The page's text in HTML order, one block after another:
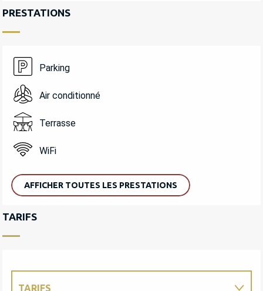
PRESTATIONS
Parking
Air conditionné
Terrasse
WiFi
AFFICHER TOUTES LES PRESTATIONS
TARIFS
TARIFS